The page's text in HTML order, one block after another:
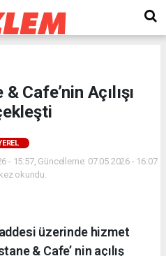
Cafe’nin Açılışı
- 15:57, Güncelleme: 07.05.2026 - 16:07
okundu.
üzerinde hizmet
& Cafe’ nin açılış